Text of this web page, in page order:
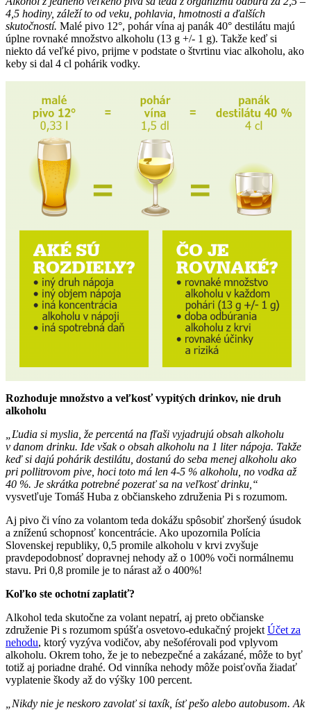
4,5 hodiny, záleží to od veku, pohlavia, hmotnosti a ďalších
skutočností. Malé pivo 12°, pohár vína aj panák 40° destilátu majú
úplne rovnaké množstvo alkoholu (13 g +/- 1 g). Takže keď si
niekto dá veľké pivo, prijme v podstate o štvrtinu viac alkoholu, ako
keby si dal 4 cl pohárik vodky.
Rozhoduje množstvo a veľkosť vypitých drinkov, nie druh
alkoholu
„Ľudia si myslia, že percentá na fľaši vyjadrujú obsah alkoholu
v danom drinku. Ide však o obsah alkoholu na 1 liter nápoja. Takže
keď si dajú pohárik destilátu, dostanú do seba menej alkoholu ako
pri pollitrovom pive, hoci toto má len 4-5 % alkoholu, no vodka až
40 %. Je skrátka potrebné pozerať sa na veľkosť drinku,“
vysvetľuje Tomáš Huba z občianskeho združenia Pi s rozumom.
Aj pivo či víno za volantom teda dokážu spôsobiť zhoršený úsudok
a zníženú schopnosť koncentrácie. Ako upozornila Polícia
Slovenskej republiky, 0,5 promile alkoholu v krvi zvyšuje
pravdepodobnosť dopravnej nehody až o 100% voči normálnemu
stavu. Pri 0,8 promile je to nárast až o 400%!
Koľko ste ochotní zaplatiť?
Alkohol teda skutočne za volant nepatrí, aj preto občianske
združenie Pi s rozumom spúšťa osvetovo-edukačný projekt Účet za
nehodu, ktorý vyzýva vodičov, aby nešoférovali pod vplyvom
alkoholu. Okrem toho, že je to nebezpečné a zakázané, môže to byť
totiž aj poriadne drahé. Od vinníka nehody môže poisťovňa žiadať
vyplatenie škody až do výšky 100 percent.
„Nikdy nie je neskoro zavolať si taxík, ísť pešo alebo autobusom. Ak